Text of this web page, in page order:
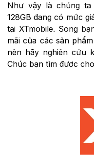
Như vậy là chúng ta
128GB đang có mức
tại XTmobile. Song
mãi của các sản
nên hãy nghiên cứu
Chúc bạn tìm được